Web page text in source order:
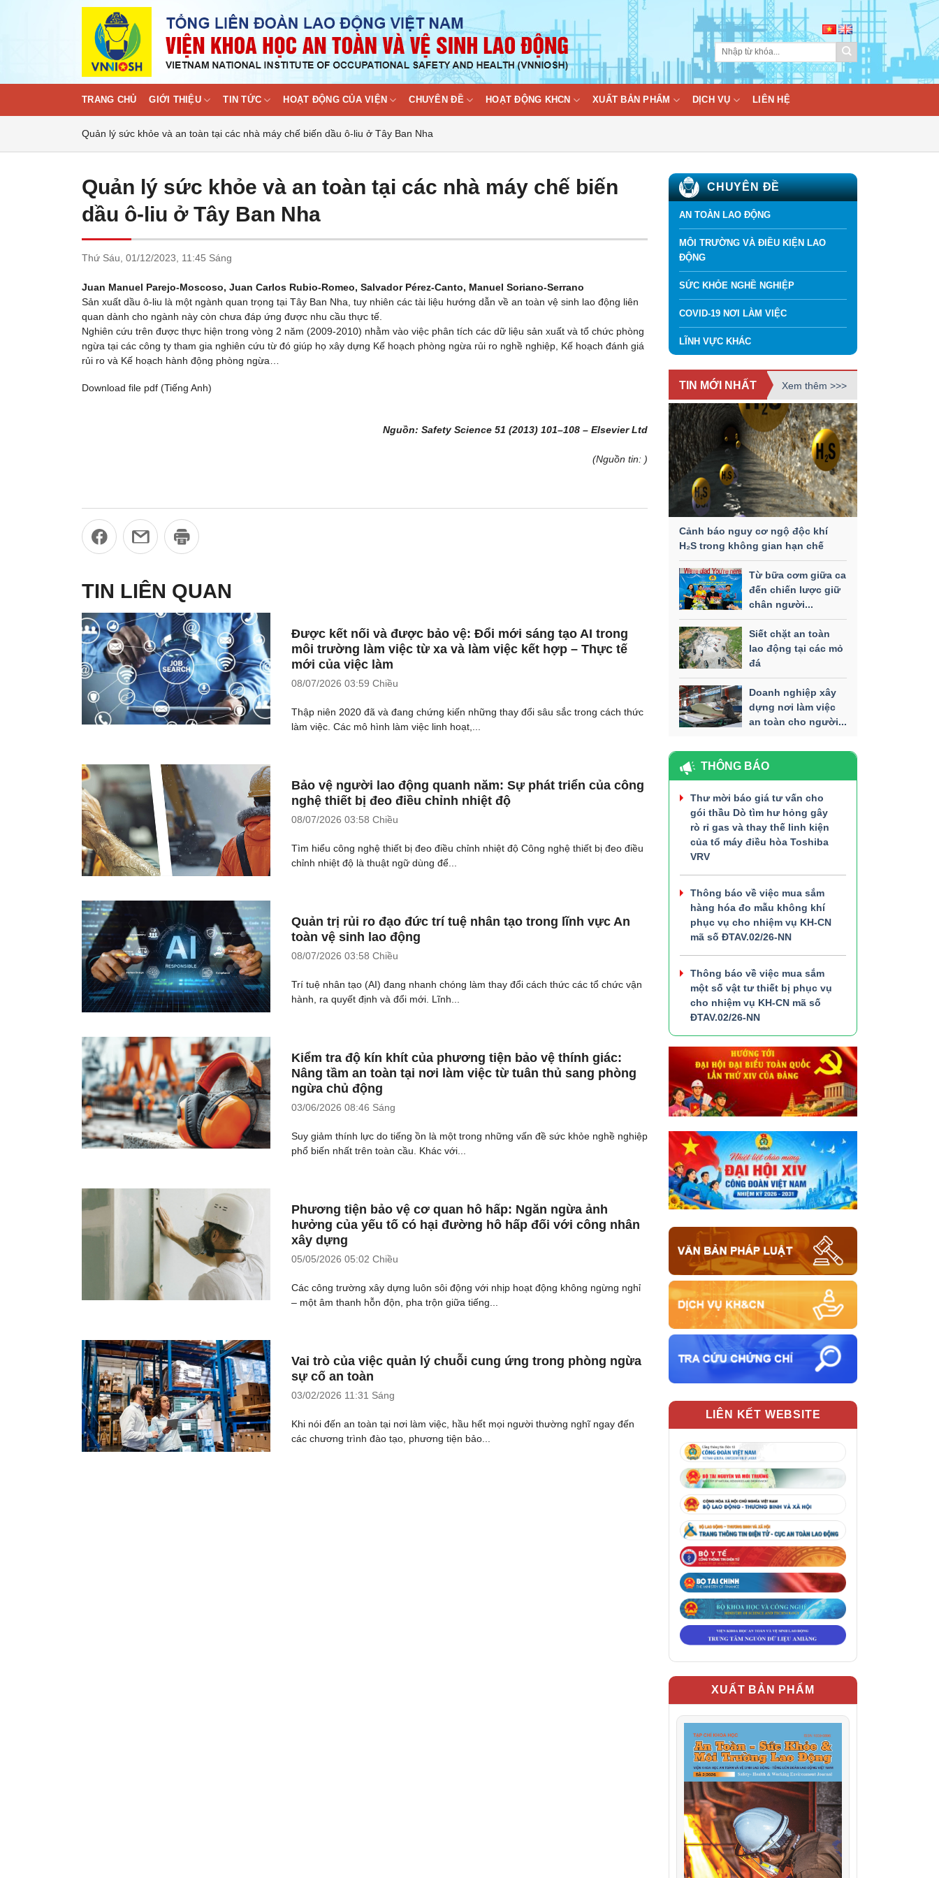
TRANG CHỦ GIỚI THIỆU TIN TỨC HOẠT ĐỘNG CỦA VIỆN CHUYÊN ĐỀ HOẠT ĐỘNG KHCN XUẤT BẢN PHẨM DỊCH VỤ LIÊN HỆ
Quản lý sức khỏe và an toàn tại các nhà máy chế biến dầu ô-liu ở Tây Ban Nha
Quản lý sức khỏe và an toàn tại các nhà máy chế biến
dầu ô-liu ở Tây Ban Nha
Thứ Sáu, 01/12/2023, 11:45 Sáng
Juan Manuel Parejo-Moscoso, Juan Carlos Rubio-Romeo, Salvador Pérez-Canto, Manuel Soriano-Serrano
Sản xuất dầu ô-liu là một ngành quan trọng tại Tây Ban Nha, tuy nhiên các tài liệu hướng dẫn về an toàn vệ sinh lao động liên
quan dành cho ngành này còn chưa đáp ứng được nhu cầu thực tế.
Nghiên cứu trên được thực hiện trong vòng 2 năm (2009-2010) nhằm vào việc phân tích các dữ liệu sản xuất và tổ chức phòng
ngừa tại các công ty tham gia nghiên cứu từ đó giúp họ xây dựng Kế hoạch phòng ngừa rủi ro nghề nghiệp, Kế hoạch đánh giá
rủi ro và Kế hoạch hành động phòng ngừa…
Download file pdf (Tiếng Anh)
Nguồn: Safety Science 51 (2013) 101–108 – Elsevier Ltd
(Nguồn tin: )
TIN LIÊN QUAN
Được kết nối và được bảo vệ: Đổi mới sáng tạo AI trong
môi trường làm việc từ xa và làm việc kết hợp – Thực tế
mới của việc làm
08/07/2026 03:59 Chiều
Thập niên 2020 đã và đang chứng kiến những thay đổi sâu sắc trong cách thức
làm việc. Các mô hình làm việc linh hoạt,...
Bảo vệ người lao động quanh năm: Sự phát triển của công
nghệ thiết bị đeo điều chỉnh nhiệt độ
08/07/2026 03:58 Chiều
Tìm hiểu công nghệ thiết bị đeo điều chỉnh nhiệt độ Công nghệ thiết bị đeo điều
chỉnh nhiệt độ là thuật ngữ dùng để...
Quản trị rủi ro đạo đức trí tuệ nhân tạo trong lĩnh vực An
toàn vệ sinh lao động
08/07/2026 03:58 Chiều
Trí tuệ nhân tạo (AI) đang nhanh chóng làm thay đổi cách thức các tổ chức vận
hành, ra quyết định và đổi mới. Lĩnh...
Kiểm tra độ kín khít của phương tiện bảo vệ thính giác:
Nâng tầm an toàn tại nơi làm việc từ tuân thủ sang phòng
ngừa chủ động
03/06/2026 08:46 Sáng
Suy giảm thính lực do tiếng ồn là một trong những vấn đề sức khỏe nghề nghiệp
phổ biến nhất trên toàn cầu. Khác với...
Phương tiện bảo vệ cơ quan hô hấp: Ngăn ngừa ảnh
hưởng của yếu tố có hại đường hô hấp đối với công nhân
xây dựng
05/05/2026 05:02 Chiều
Các công trường xây dựng luôn sôi động với nhịp hoạt động không ngừng nghỉ
– một âm thanh hỗn độn, pha trộn giữa tiếng...
Vai trò của việc quản lý chuỗi cung ứng trong phòng ngừa
sự cố an toàn
03/02/2026 11:31 Sáng
Khi nói đến an toàn tại nơi làm việc, hầu hết mọi người thường nghĩ ngay đến
các chương trình đào tạo, phương tiện bảo...
CHUYÊN ĐỀ
AN TOÀN LAO ĐỘNG
MÔI TRƯỜNG VÀ ĐIỀU KIỆN LAO
ĐỘNG
SỨC KHỎE NGHỀ NGHIỆP
COVID-19 NƠI LÀM VIỆC
LĨNH VỰC KHÁC
TIN MỚI NHẤT Xem thêm >>>
Cảnh báo nguy cơ ngộ độc khí
H₂S trong không gian hạn chế
Từ bữa cơm giữa ca
đến chiến lược giữ
chân người...
Siết chặt an toàn
lao động tại các mỏ
đá
Doanh nghiệp xây
dựng nơi làm việc
an toàn cho người...
THÔNG BÁO
Thư mời báo giá tư vấn cho
gói thầu Dò tìm hư hỏng gây
rò rỉ gas và thay thế linh kiện
của tổ máy điều hòa Toshiba
VRV
Thông báo về việc mua sắm
hàng hóa đo mẫu không khí
phục vụ cho nhiệm vụ KH-CN
mã số ĐTAV.02/26-NN
Thông báo về việc mua sắm
một số vật tư thiết bị phục vụ
cho nhiệm vụ KH-CN mã số
ĐTAV.02/26-NN
LIÊN KẾT WEBSITE
XUẤT BẢN PHẨM